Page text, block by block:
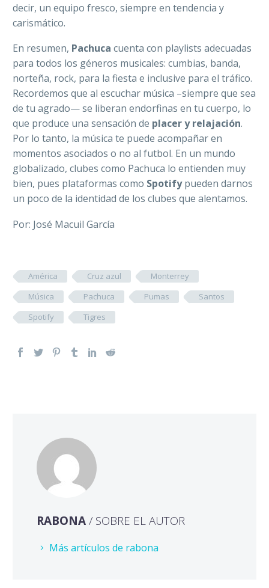
decir, un equipo fresco, siempre en tendencia y
carismático.
En resumen, Pachuca cuenta con playlists adecuadas
para todos los géneros musicales: cumbias, banda,
norteña, rock, para la fiesta e inclusive para el tráfico.
Recordemos que al escuchar música –siempre que sea
de tu agrado— se liberan endorfinas en tu cuerpo, lo
que produce una sensación de placer y relajación.
Por lo tanto, la música te puede acompañar en
momentos asociados o no al futbol. En un mundo
globalizado, clubes como Pachuca lo entienden muy
bien, pues plataformas como Spotifypueden darnos
un poco de la identidad de los clubes que alentamos.
Por: José Macuil García
América Cruz azul
Monterrey
Música
Pachuca Pumas
Santos
Spotify
Tigres
RABONA/ SOBRE EL AUTOR
Más artículos de rabona